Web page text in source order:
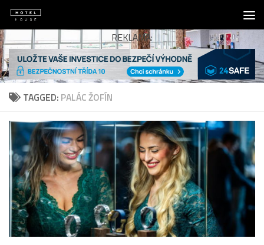
Skip to content
REKLAMA:
TAGGED: PALÁC ŽOFÍN